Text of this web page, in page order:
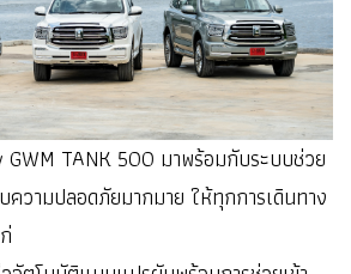
TANK 500 มาพร้อมกับระบบช่วย
ความปลอดภัยมากมาย ให้ทุกการเดินทาง